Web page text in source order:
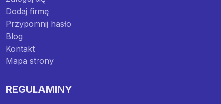
Dodaj firmę
Przypomnij hasło
Blog
Kontakt
Mapa strony
REGULAMINY